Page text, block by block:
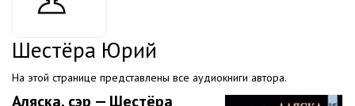
Шестёра Юрий
На этой странице представлены все аудиокниги автора.
Аляска, сэр — Шестёра